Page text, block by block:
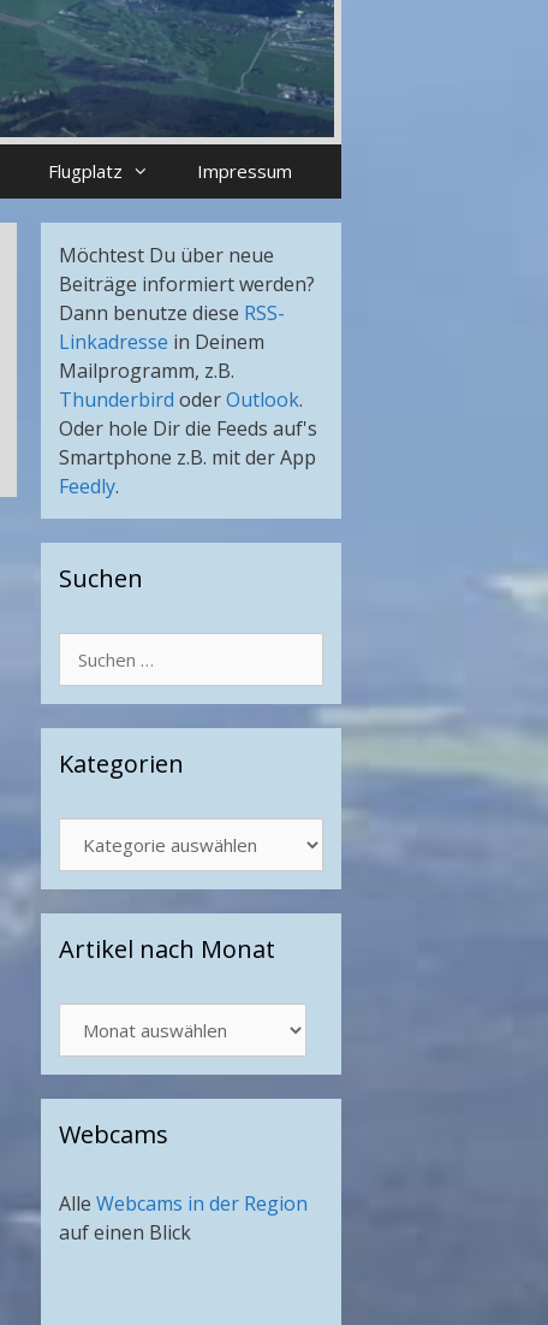
Flugplatz Impressum
Möchtest Du über neue
Beiträge informiert werden?
Dann benutze diese RSS-
Linkadresse in Deinem
Mailprogramm, z.B.
Thunderbird oderOutlook.
Oder hole Dir die Feeds auf's
Smartphone z.B. mit der App
Feedly.
Suchen
nach:
Kategorien
Artikel nach Monat
nach
Monat
Webcams
Alle Webcams in der Region
auf einen Blick